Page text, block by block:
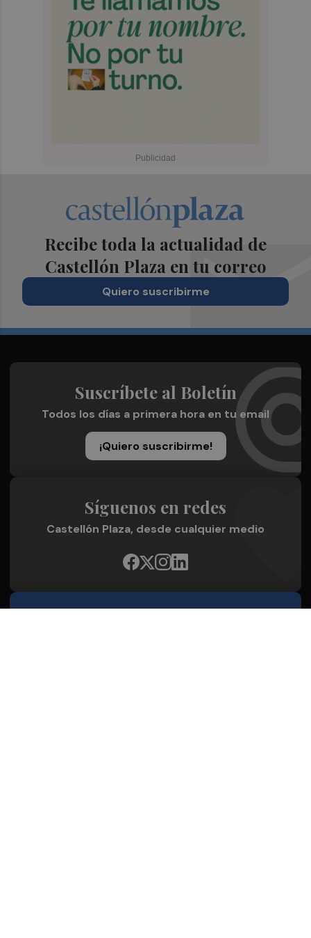
Recibe toda la actualidad de
Castellón Plaza en tu correo
Quiero suscribirme
Suscríbete al Boletín
Todos los días a primera hora en tu email
¡Quiero suscribirme!
Síguenos en redes
Castellón Plaza, desde cualquier medio